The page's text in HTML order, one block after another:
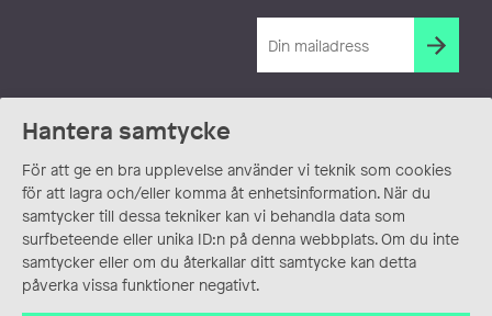
Hantera samtycke
För att ge en bra upplevelse använder vi teknik som cookies
för att lagra och/eller komma åt enhetsinformation. När du
samtycker till dessa tekniker kan vi behandla data som
surfbeteende eller unika ID:n på denna webbplats. Om du inte
samtycker eller om du återkallar ditt samtycke kan detta
påverka vissa funktioner negativt.